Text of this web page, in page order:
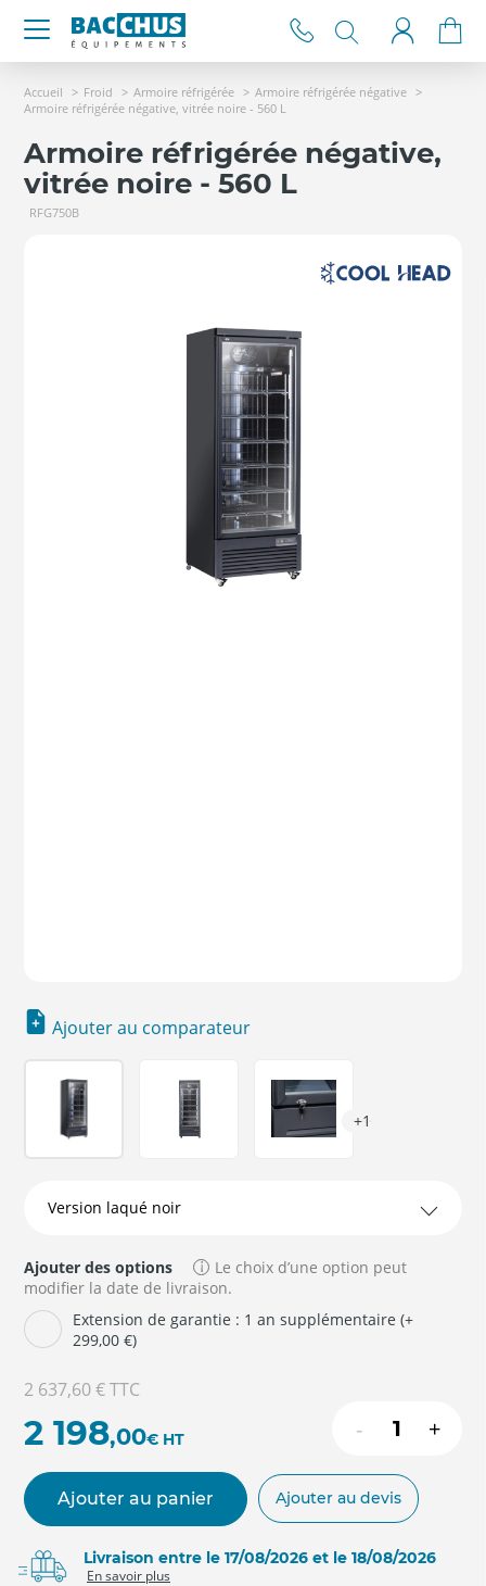
Accueil Froid Armoire réfrigérée
Armoire réfrigérée négative
Armoire réfrigérée négative, vitrée noire - 560 L
Armoire réfrigérée négative,
vitrée noire - 560 L
RFG750B
Ajouter au comparateur
+1
Ajouter des options
Le choix d’une option peut
modifier la date de livraison.
Extension de garantie : 1 an supplémentaire (+
299,00 €)
2 637,60 €TTC
2 198,00€ HT - +
Ajouter au panier Ajouter au devis
Livraison entre le 17/08/2026 et le 18/08/2026
En savoir plus